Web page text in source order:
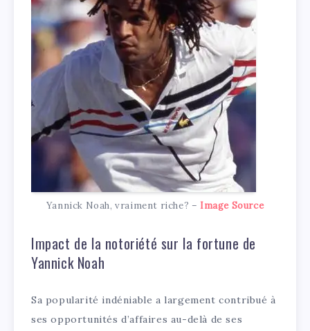
Yannick Noah, vraiment riche? – Image Source
Impact de la notoriété sur la fortune de
Yannick Noah
Sa popularité indéniable a largement contribué à
ses opportunités d’affaires au-delà de ses